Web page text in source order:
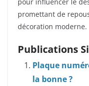
promettant de
décoration moderne.
Publications
Plaque
la bonne ?